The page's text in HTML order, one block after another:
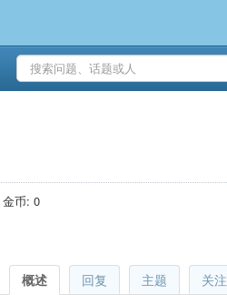
金币: 0
关注
主题
回复
概述